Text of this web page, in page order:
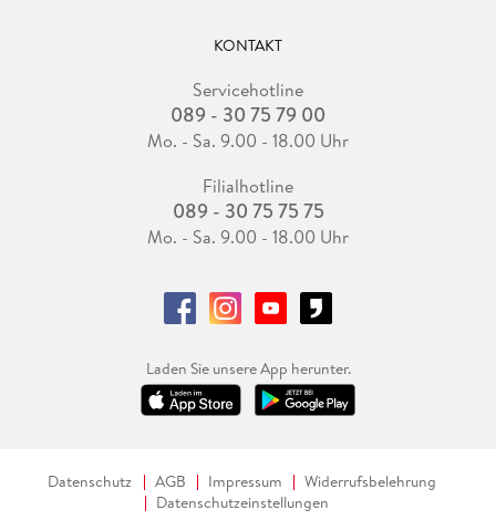
KONTAKT
Servicehotline
089 - 30 75 79 00
Mo. - Sa. 9.00 - 18.00 Uhr
Filialhotline
089 - 30 75 75 75
Mo. - Sa. 9.00 - 18.00 Uhr
Laden Sie unsere App herunter.
Datenschutz AGB Impressum
Widerrufsbelehrung
Datenschutzeinstellungen